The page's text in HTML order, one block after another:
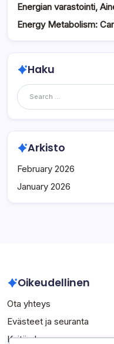
Energian varastointi,
Energy Metabolism:
Haku
Arkisto
February 2026
January 2026
Oikeudellinen
Ota yhteys
Evästeet ja seuranta
Keitä olemme